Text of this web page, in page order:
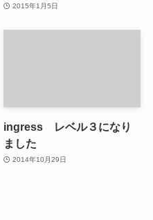
2015年1月5日
ingress レベル３になり
ました
2014年10月29日